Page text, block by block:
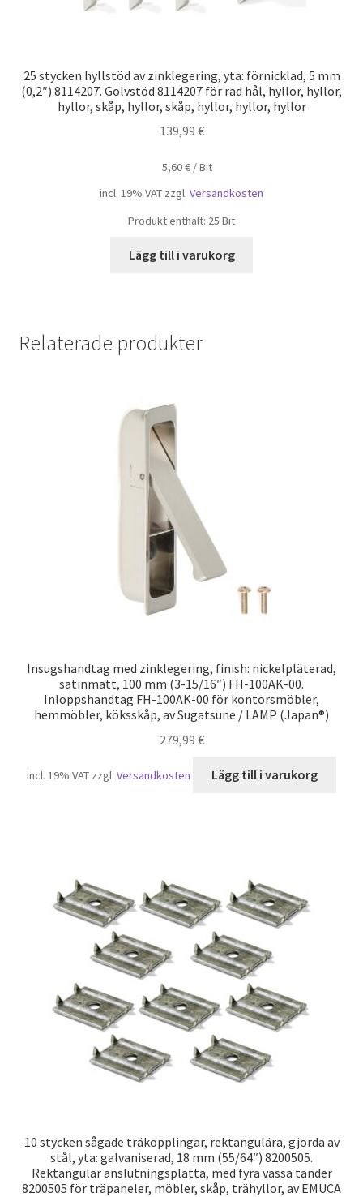
25 stycken hyllstöd av zinklegering, yta: förnicklad, 5 mm
(0,2″) 8114207. Golvstöd 8114207 för rad hål, hyllor, hyllor,
hyllor, skåp, hyllor, skåp, hyllor, hyllor, hyllor
139,99 €
5,60€ /Bit
incl. 19% VAT zzgl. Versandkosten
Produkt enthält: 25 Bit
Lägg till i varukorg
Relaterade produkter
Insugshandtag med zinklegering, finish: nickelpläterad,
satinmatt, 100 mm (3-15/16″) FH-100AK-00.
Inloppshandtag FH-100AK-00 för kontorsmöbler,
hemmöbler, köksskåp, av Sugatsune / LAMP (Japan®)
279,99 €
incl. 19% VAT zzgl.Versandkosten Lägg till i varukorg
10 stycken sågade träkopplingar, rektangulära, gjorda av
stål, yta: galvaniserad, 18 mm (55/64″) 8200505.
Rektangulär anslutningsplatta, med fyra vassa tänder
8200505 för träpaneler, möbler, skåp, trähyllor, av EMUCA